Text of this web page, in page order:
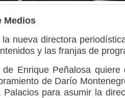
Medios
nueva directora
y las franjas de
de Enrique Peñalosa
de Darío
Palacios para asumir la